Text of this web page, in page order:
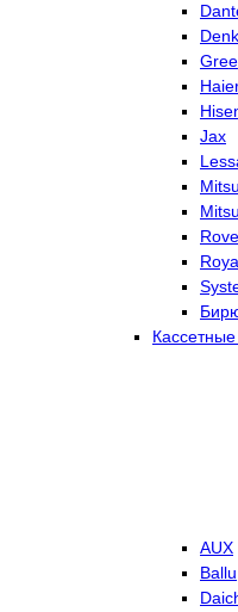
Gree
Jax
AUX
Ballu